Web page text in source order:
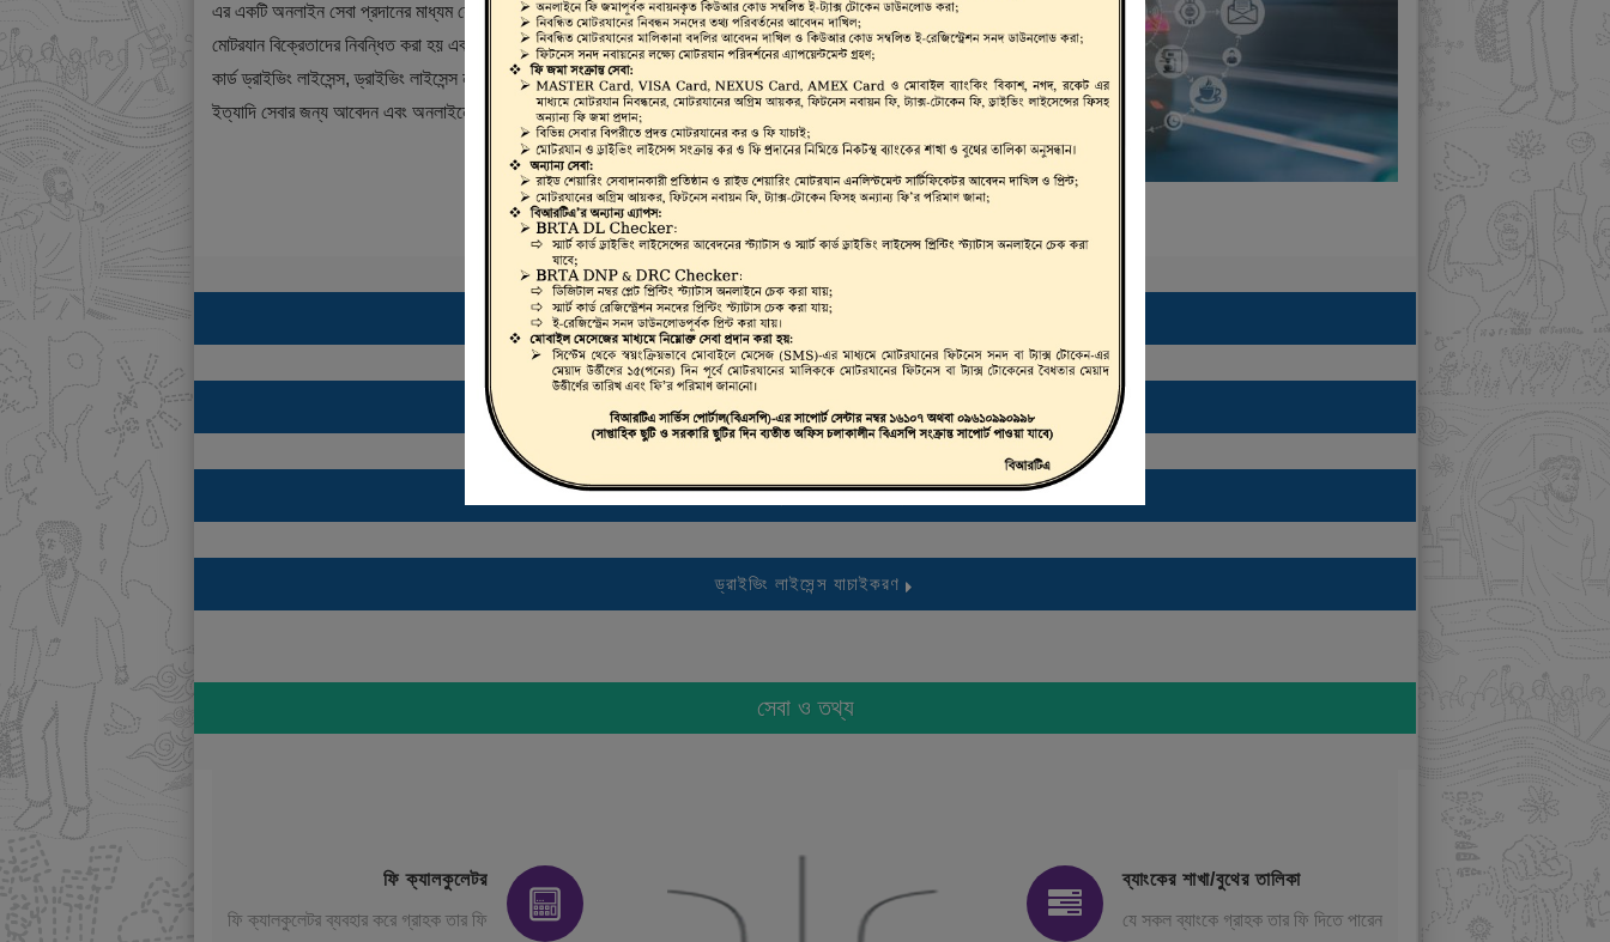
এর একটি অনলাইন সেবা প্রদানের মাধ্যম যেখানে ড্রাইভার, মোটরযান মালিক,
মোটরযান বিক্রেতাদের নিবন্ধিত করা হয় এবং শিক্ষানবিশ ড্রাইভিং লাইসেন্স, স্মার্ট
কার্ড ড্রাইভিং লাইসেন্স, ড্রাইভিং লাইসেন্স নবায়ন, ডুপ্লিকেট ড্রাইভিং লাইসেন্স
ইত্যাদি সেবার জন্য আবেদন এবং অনলাইনে ফি প্রদান করা যায়।
ট্রাস্টি বোর্ড সার্টিফিকেট ডাউনলোড করতে এখানে ক্লিক করুন
ই-ফিটনেস ফলাফল (VIC) দেখতে এখানে ক্লিক করুন
ই-ট্যাক্স টোকেন, ই-লাইসেন্স, ই-ফিটনেস ইত্যাদি যাচাইকরণ
ড্রাইভিং লাইসেন্স যাচাইকরণ
সেবা ও তথ্য
ফি ক্যালকুলেটর
ফি ক্যালকুলেটর ব্যবহার করে গ্রাহক তার ফি
ব্যাংকের শাখা/বুথের তালিকা
যে সকল ব্যাংকে গ্রাহক তার ফি দিতে পারেন